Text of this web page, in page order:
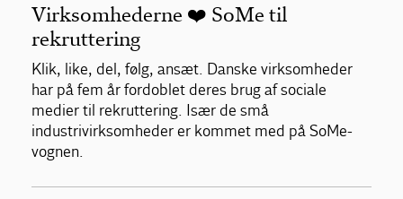
Virksomhederne ❤️ SoMe til
rekruttering
Klik, like, del, følg, ansæt. Danske virksomheder
har på fem år fordoblet deres brug af sociale
medier til rekruttering. Især de små
industrivirksomheder er kommet med på SoMe-
vognen.